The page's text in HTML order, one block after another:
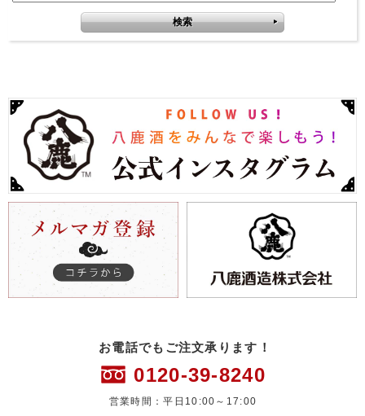
お電話でもご注文承ります！
0120-39-8240
営業時間：平日10:00～17:00